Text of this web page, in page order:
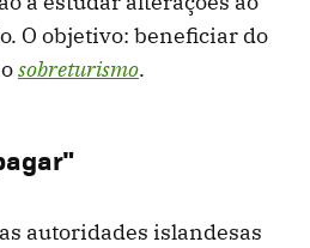
O objetivo: beneficiar do
sobreturismo.
"
autoridades islandesas